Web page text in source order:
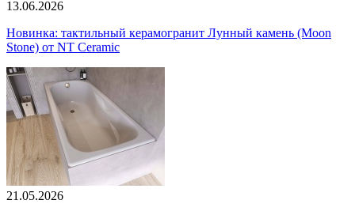
13.06.2026
Новинка: тактильный керамогранит Лунный камень (Moon
Stone) от NT Ceramic
21.05.2026